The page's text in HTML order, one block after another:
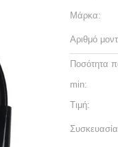
Μάρκα:
Αριθμό
Ποσότητα
min:
Τιμή:
Συσκευασία